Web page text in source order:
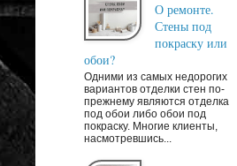
О ремонте.
Стены под
покраску или
обои?
Одними из самых недорогих
вариантов отделки стен по-
прежнему являются отделка
под обои либо обои под
покраску. Многие клиенты,
насмотревшись...